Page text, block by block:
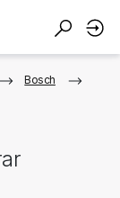
Bosch